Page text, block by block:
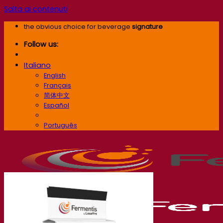
Salta ai contenuti
the obvious choice for beverage signature
Follow us:
Italiano
English
Français
简体中文
Español
Português